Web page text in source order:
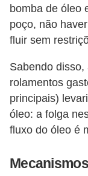
bomba de óleo
poço, não
fluir sem
Sabendo
rolamentos
principais)
óleo: a folga
fluxo do óleo é
n
s
i
t
o
M
o